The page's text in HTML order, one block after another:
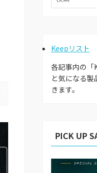
Keepリスト
各記事内の「
と気になる
きます。
PICK UP